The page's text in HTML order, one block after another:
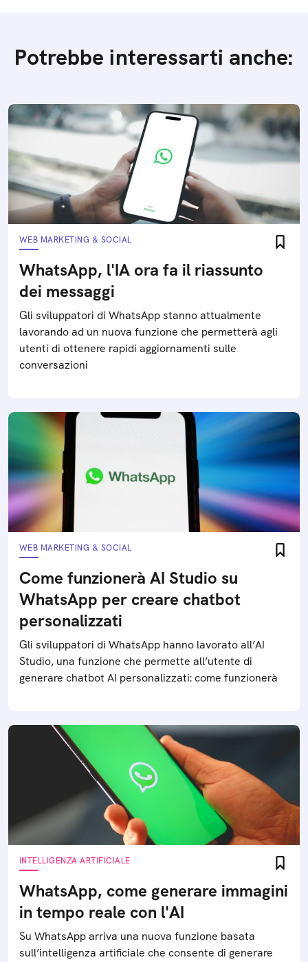
Potrebbe interessarti anche:
WEB MARKETING & SOCIAL
WhatsApp, l'IA ora fa il riassunto
dei messaggi
Gli sviluppatori di WhatsApp stanno attualmente
lavorando ad un nuova funzione che permetterà agli
utenti di ottenere rapidi aggiornamenti sulle
conversazioni
WEB MARKETING & SOCIAL
Come funzionerà AI Studio su
WhatsApp per creare chatbot
personalizzati
Gli sviluppatori di WhatsApp hanno lavorato all’AI
Studio, una funzione che permette all’utente di
generare chatbot AI personalizzati: come funzionerà
INTELLIGENZA ARTIFICIALE
WhatsApp, come generare immagini
in tempo reale con l'AI
Su WhatsApp arriva una nuova funzione basata
sull’intelligenza artificiale che consente di generare